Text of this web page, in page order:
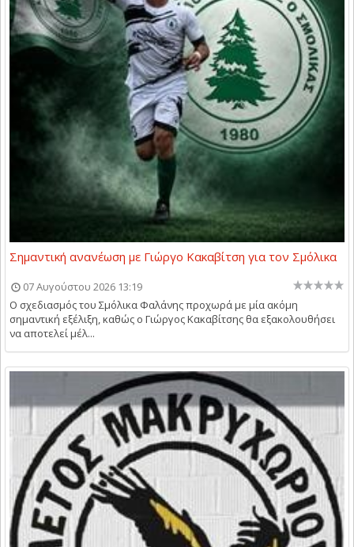
Σημαντική ανανέωση με Γιώργο Κακαβίτση για τον Σμόλικα
07 Αυγούστου 2026 13:19
Ο σχεδιασμός του Σμόλικα Φαλάνης προχωρά με μία ακόμη
σημαντική εξέλιξη, καθώς ο Γιώργος Κακαβίτσης θα εξακολουθήσει
να αποτελεί μέλ...